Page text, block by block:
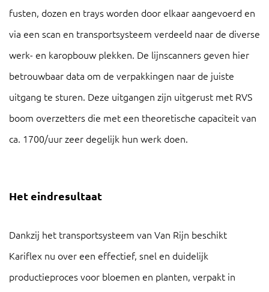
fusten, dozen en trays worden door elkaar aangevoerd en
via een scan en transportsysteem verdeeld naar de diverse
werk- en karopbouw plekken. De lijnscanners geven hier
betrouwbaar data om de verpakkingen naar de juiste
uitgang te sturen. Deze uitgangen zijn uitgerust met RVS
boom overzetters die met een theoretische capaciteit van
ca. 1700/uur zeer degelijk hun werk doen.
Het eindresultaat
Dankzij het transportsysteem van Van Rijn beschikt
Kariflex nu over een effectief, snel en duidelijk
productieproces voor bloemen en planten, verpakt in